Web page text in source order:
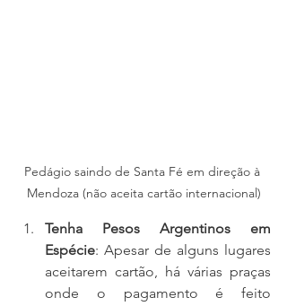
Pedágio saindo de Santa Fé em direção à
Mendoza (não aceita cartão internacional)
Tenha Pesos Argentinos em
Espécie: Apesar de alguns lugares
aceitarem cartão, há várias praças
onde o pagamento é feito